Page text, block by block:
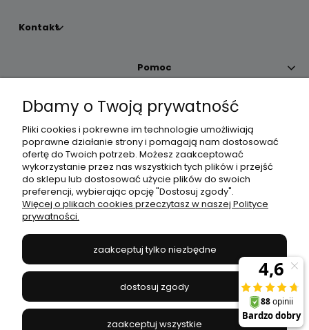
Kontakt
Pomoc
Moje konto
Płatności i dostawa
Informacje
JANEX
669-050-03-43
504 545 749//E-mail:sklep@janexmarket.pl
Dbamy o Twoją prywatność
Pliki cookies i pokrewne im technologie umożliwiają
poprawne działanie strony i pomagają nam dostosować
ofertę do Twoich potrzeb. Możesz zaakceptować
wykorzystanie przez nas wszystkich tych plików i przejść
do sklepu lub dostosować użycie plików do swoich
preferencji, wybierając opcję "Dostosuj zgody".
Więcej o plikach cookies przeczytasz w naszej Polityce
prywatności.
zaakceptuj tylko niezbędne
dostosuj zgody
zaakceptuj wszystkie